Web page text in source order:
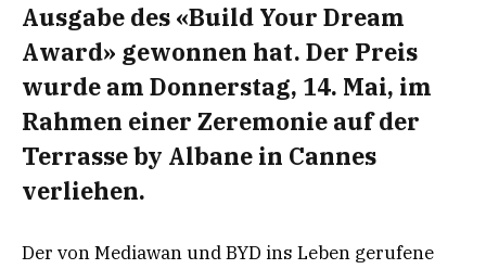
Ausgabe des «Build Your Dream
Award» gewonnen hat. Der Preis
wurde am Donnerstag, 14. Mai, im
Rahmen einer Zeremonie auf der
Terrasse by Albane in Cannes
verliehen.
Der von Mediawan und BYD ins Leben gerufene